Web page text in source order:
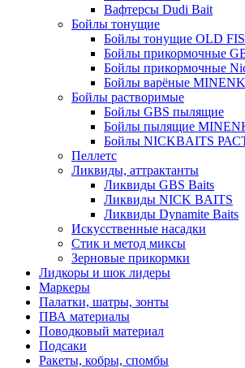
Вафтерсы Dudi Bait
Бойлы тонущие
Бойлы тонущие OLD
Бойлы прикормочные
Бойлы прикормочные
Бойлы варёные
Бойлы растворимые
Бойлы GBS пылящие
Бойлы пылящие
Бойлы NICKBAITS
Пеллетс
Ликвиды, аттрактанты
Ликвиды GBS Baits
Ликвиды NICK BAITS
Ликвиды Dynamite Baits
Искусственные насадки
Стик и метод миксы
Зерновые прикормки
Лидкоры и шок лидеры
Маркеры
Палатки, шатры, зонты
ПВА материалы
Поводковый материал
Подсаки
Ракеты, кобры, спомбы